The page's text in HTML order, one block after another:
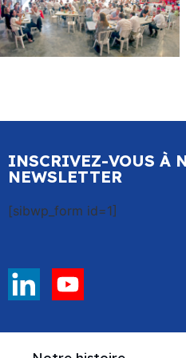
INSCRIVEZ-VOUS À
NEWSLETTER
[sibwp_form id=1]